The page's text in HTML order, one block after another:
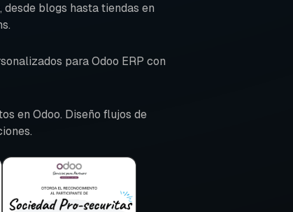
blogs hasta tiendas en
para Odoo ERP con
en Odoo. Diseño flujos de